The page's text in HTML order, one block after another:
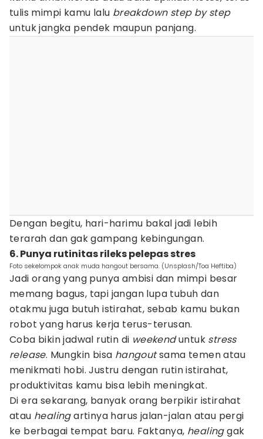
tulis mimpi kamu lalu breakdown step by step
untuk jangka pendek maupun panjang.
Dengan begitu, hari-harimu bakal jadi lebih
terarah dan gak gampang kebingungan.
6. Punya rutinitas rileks pelepas stres
Foto sekelompok anak muda hangout bersama. (Unsplash/Toa Heftiba)
Jadi orang yang punya ambisi dan mimpi besar
memang bagus, tapi jangan lupa tubuh dan
otakmu juga butuh istirahat, sebab kamu bukan
robot yang harus kerja terus-terusan.
Coba bikin jadwal rutin di weekenduntuk stress
release. Mungkin bisa hangoutsama temen atau
menikmati hobi. Justru dengan rutin istirahat,
produktivitas kamu bisa lebih meningkat.
Di era sekarang, banyak orang berpikir istirahat
atau healingartinya harus jalan-jalan atau pergi
ke berbagai tempat baru. Faktanya, healinggak